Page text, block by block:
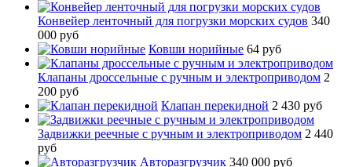
Конвейер ленточный для погрузки морских судов 340
000 руб
Ковши норийные 64 руб
Клапаны дроссельные с ручным и электроприводом 2
200 руб
Клапан перекидной 2 430 руб
Задвижки реечные с ручным и электроприводом 2 440
руб
Авторазгрузчик 340 000 руб